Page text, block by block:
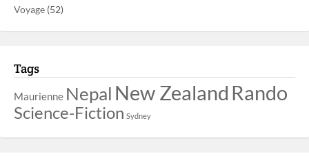
Voyage (52)
Tags
Maurienne Nepal New Zealand Rando
Science-Fiction Sydney